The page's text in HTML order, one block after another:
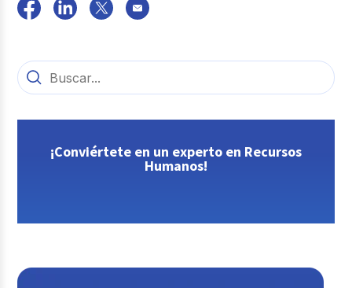
¡Conviértete en un experto en Recursos
Humanos!